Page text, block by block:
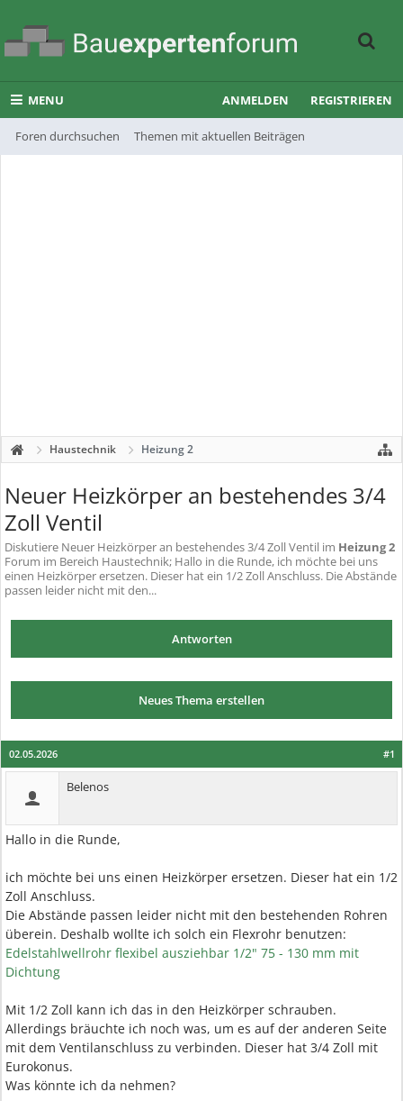
MENU
Foren durchsuchen Themen mit aktuellen Beiträgen
ANMELDEN REGISTRIEREN
Haustechnik Heizung 2
Neuer Heizkörper an bestehendes 3/4
Zoll Ventil
Diskutiere Neuer Heizkörper an bestehendes 3/4 Zoll Ventil im Heizung 2
Forum im Bereich Haustechnik; Hallo in die Runde, ich möchte bei uns
einen Heizkörper ersetzen. Dieser hat ein 1/2 Zoll Anschluss. Die Abstände
passen leider nicht mit den...
Antworten
Neues Thema erstellen
#1
02.05.2026
Belenos
Hallo in die Runde,
ich möchte bei uns einen Heizkörper ersetzen. Dieser hat ein 1/2
Zoll Anschluss.
Die Abstände passen leider nicht mit den bestehenden Rohren
überein. Deshalb wollte ich solch ein Flexrohr benutzen:
Edelstahlwellrohr flexibel ausziehbar 1/2" 75 - 130 mm mit
Dichtung
Mit 1/2 Zoll kann ich das in den Heizkörper schrauben.
Allerdings bräuchte ich noch was, um es auf der anderen Seite
mit dem Ventilanschluss zu verbinden. Dieser hat 3/4 Zoll mit
Eurokonus.
Was könnte ich da nehmen?